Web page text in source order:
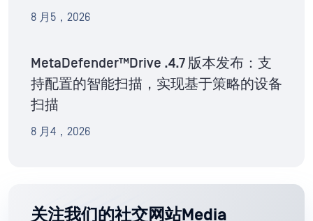
8 月5，2026
MetaDefender™Drive .4.7 版本发布：支
持配置的智能扫描，实现基于策略的设备
扫描
8 月4，2026
关注我们的社交网站Media